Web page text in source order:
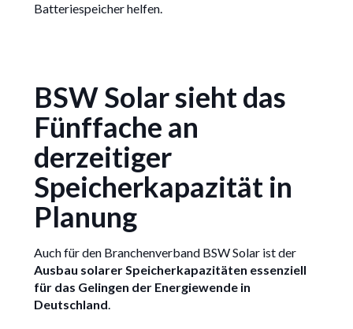
Batteriespeicher helfen.
BSW Solar sieht das
Fünffache an
derzeitiger
Speicherkapazität in
Planung
Auch für den Branchenverband BSW Solar ist der
Ausbau solarer Speicherkapazitäten essenziell
für das Gelingen der Energiewende in
Deutschland.